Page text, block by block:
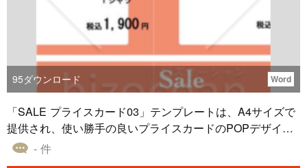
95ダウンロード Word
「SALE プライスカード03」テンプレートは、A4サイズで
提供され、使い勝手の良いプライスカードのPOPデザイン
です。シンプルでわかりやすい構成が、商品やサービスの
- 件